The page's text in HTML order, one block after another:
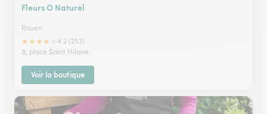
Fleurs O Naturel
Rouen
★★★★
4.2 (253)
8, place Saint Hilaire
Voir la boutique